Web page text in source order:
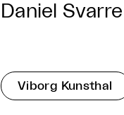
Daniel
Viborg Kunsthal